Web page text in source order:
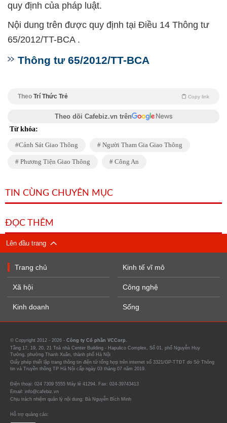
quy định của pháp luật.
Nội dung trên được quy định tại Điều 14 Thông tư
65/2012/TT-BCA .
Thông tư 65/2012/TT-BCA
Theo Trí Thức Trẻ Copy link
Theo dõi Cafebiz.vn trên
Từ khóa:
Cảnh Sát Giao Thông Người Tham Gia Giao Thông
Phương Tiện Giao Thông Công An
TIN CÙNG CHUYÊN MỤC
ĐỌC THÊM
Lên đầu trang
Trang chủ
Xã hội
Kinh doanh
Kinh tế vĩ mô
Công nghệ
Sống
© Copyright 2012 - 2026 - Công ty Cổ phần VCCorp.
Tầng 17, 19, 20, 21 Toà nhà Center Building - Hapulico Complex, Số 01, phố Nguyễn Huy
Tưởng, phường Thanh Xuân, thành phố Hà Nội
Giấy phép thiết lập trang thông tin điện tử tổng hợp trên internet số 3321/GP-TTĐT do Sở Thông
tin và Truyền thông TP Hà Nội cấp ngày 03 tháng 07 năm 2019.
Điện thoại: 024 7309 5555 Máy lẻ 41294. Fax: 024-39743413
Email: info@cafebiz.vn
Chịu trách nhiệm quản lý nội dung: Bà Nguyễn Bích Minh
Hỗ trợ quảng cáo: